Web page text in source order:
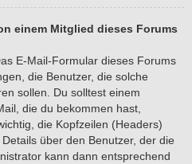
einem Mitglied dieses Forums
E-Mail-Formular dieses Forums
die Benutzer, die solche
sollen. Du solltest einem
die du bekommen hast,
die Kopfzeilen (Headers)
über den Benutzer, der die
kann dann entsprechend